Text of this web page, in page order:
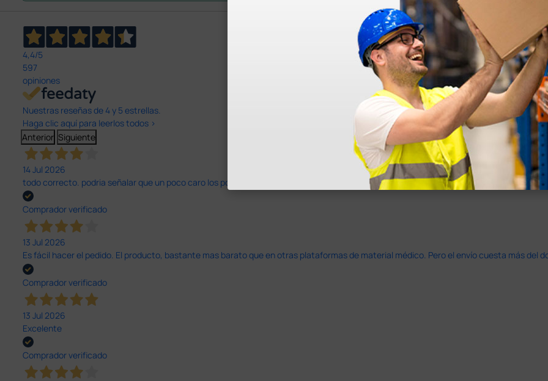
4,4/5
597
opiniones
Nuestras reseñas de 4 y 5 estrellas.
Haga clic aquí para leerlos todos >
Anterior Siguiente
14 Jul 2026
todo correcto. podria señalar que un poco caro los portes y el plazo de entrega se alarga.
Comprador verificado
13 Jul 2026
Es fácil hacer el pedido. El producto, bastante mas barato que en otras plataformas de material médico. Pero el envío cuesta más del
Comprador verificado
13 Jul 2026
Excelente
Comprador verificado